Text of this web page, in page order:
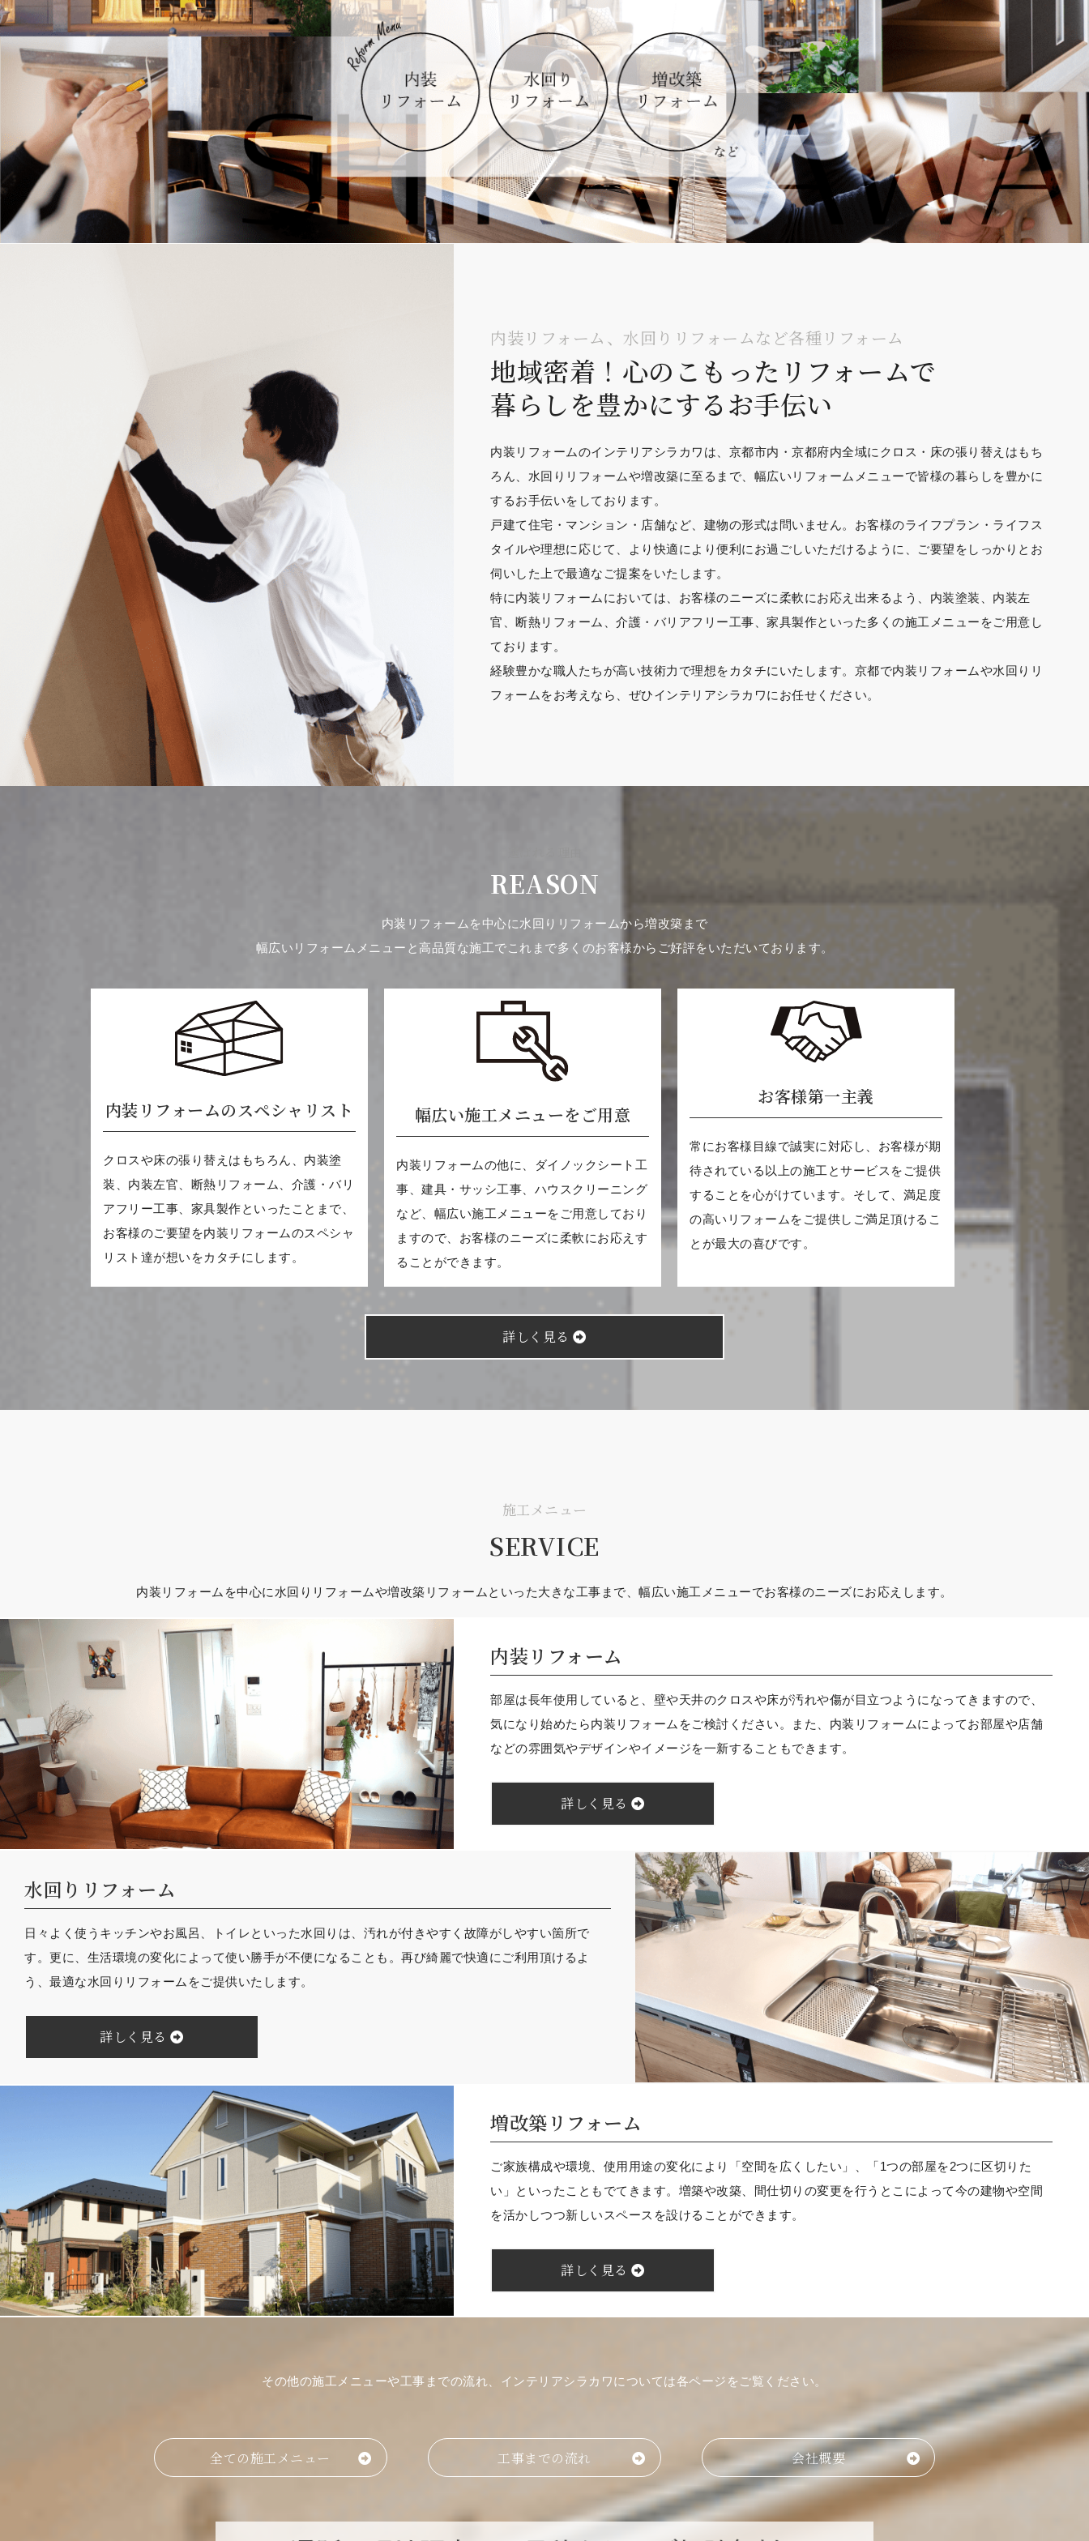
内装リフォーム、水回りリフォームなど各種リフォーム
地域密着！心のこもったリフォームで
暮らしを豊かにするお手伝い
内装リフォームのインテリアシラカワは、京都市内・京都府内全域にクロス・床の張り替えはもち
ろん、水回りリフォームや増改築に至るまで、幅広いリフォームメニューで皆様の暮らしを豊かに
するお手伝いをしております。
戸建て住宅・マンション・店舗など、建物の形式は問いません。お客様のライフプラン・ライフス
タイルや理想に応じて、より快適により便利にお過ごしいただけるように、ご要望をしっかりとお
伺いした上で最適なご提案をいたします。
特に内装リフォームにおいては、お客様のニーズに柔軟にお応え出来るよう、内装塗装、内装左
官、断熱リフォーム、介護・バリアフリー工事、家具製作といった多くの施工メニューをご用意し
ております。
経験豊かな職人たちが高い技術力で理想をカタチにいたします。京都で内装リフォームや水回りリ
フォームをお考えなら、ぜひインテリアシラカワにお任せください。
REASON
内装リフォームを中心に水回りリフォームから増改築まで
幅広いリフォームメニューと高品質な施工でこれまで多くのお客様からご好評をいただいております。
内装リフォームのスペシャリスト
クロスや床の張り替えはもちろん、内装塗
装、内装左官、断熱リフォーム、介護・バリ
アフリー工事、家具製作といったことまで、
お客様のご要望を内装リフォームのスペシャ
リスト達が想いをカタチにします。
幅広い施工メニューをご用意
内装リフォームの他に、ダイノックシート工
事、建具・サッシ工事、ハウスクリーニング
など、幅広い施工メニューをご用意しており
ますので、お客様のニーズに柔軟にお応えす
ることができます。
お客様第一主義
常にお客様目線で誠実に対応し、お客様が期
待されている以上の施工とサービスをご提供
することを心がけています。そして、満足度
の高いリフォームをご提供しご満足頂けるこ
とが最大の喜びです。
詳しく見る
施工メニュー
SERVICE
内装リフォームを中心に水回りリフォームや増改築リフォームといった大きな工事まで、幅広い施工メニューでお客様のニーズにお応えします。
内装リフォーム
部屋は長年使用していると、壁や天井のクロスや床が汚れや傷が目立つようになってきますので、
気になり始めたら内装リフォームをご検討ください。また、内装リフォームによってお部屋や店舗
などの雰囲気やデザインやイメージを一新することもできます。
詳しく見る
水回りリフォーム
日々よく使うキッチンやお風呂、トイレといった水回りは、汚れが付きやすく故障がしやすい箇所で
す。更に、生活環境の変化によって使い勝手が不便になることも。再び綺麗で快適にご利用頂けるよ
う、最適な水回りリフォームをご提供いたします。
詳しく見る
増改築リフォーム
ご家族構成や環境、使用用途の変化により「空間を広くしたい」、「1つの部屋を2つに区切りた
い」といったこともでてきます。増築や改築、間仕切りの変更を行うとこによって今の建物や空間
を活かしつつ新しいスペースを設けることができます。
詳しく見る
その他の施工メニューや工事までの流れ、インテリアシラカワについては各ページをご覧ください。
全ての施工メニュー 工事までの流れ 会社概要